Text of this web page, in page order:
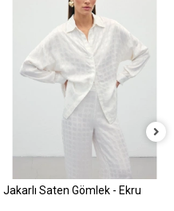
Sepete Ekle
Jakarlı Saten Gömlek - Ekru